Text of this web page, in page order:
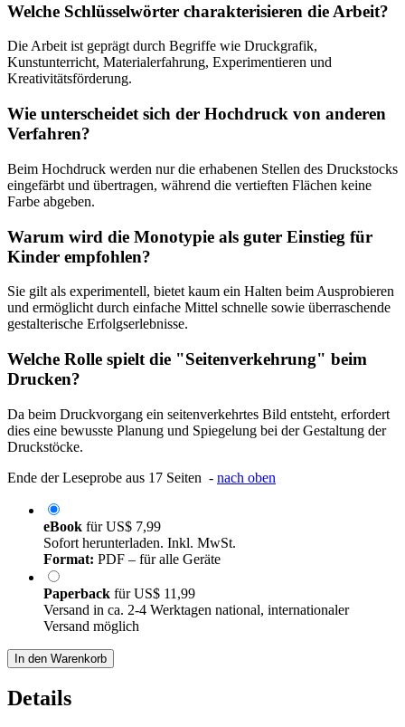
Welche Schlüsselwörter charakterisieren die Arbeit?
Die Arbeit ist geprägt durch Begriffe wie Druckgrafik,
Kunstunterricht, Materialerfahrung, Experimentieren und
Kreativitätsförderung.
Wie unterscheidet sich der Hochdruck von anderen
Verfahren?
Beim Hochdruck werden nur die erhabenen Stellen des Druckstocks
eingefärbt und übertragen, während die vertieften Flächen keine
Farbe abgeben.
Warum wird die Monotypie als guter Einstieg für
Kinder empfohlen?
Sie gilt als experimentell, bietet kaum ein Halten beim Ausprobieren
und ermöglicht durch einfache Mittel schnelle sowie überraschende
gestalterische Erfolgserlebnisse.
Welche Rolle spielt die "Seitenverkehrung" beim
Drucken?
Da beim Druckvorgang ein seitenverkehrtes Bild entsteht, erfordert
dies eine bewusste Planung und Spiegelung bei der Gestaltung der
Druckstöcke.
Ende der Leseprobe aus 17 Seiten - nach oben
eBook fürUS$ 7,99
Sofort herunterladen. Inkl. MwSt.
Format: PDF – für alle Geräte
Paperback fürUS$ 11,99
Versand in ca. 2-4 Werktagen national, internationaler
Versand möglich
In den Warenkorb
Details